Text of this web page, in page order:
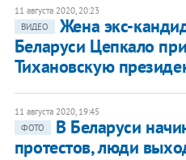
11 августа 2020, 20:23
ВИДЕО
Жена экс-
Беларуси Цепкало
Тихановскую
11 августа 2020, 19:45
ФОТО
В Беларуси
протестов, люди